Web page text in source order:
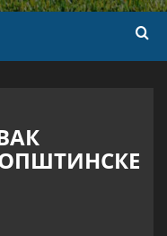
ОПШТИНСКЕ